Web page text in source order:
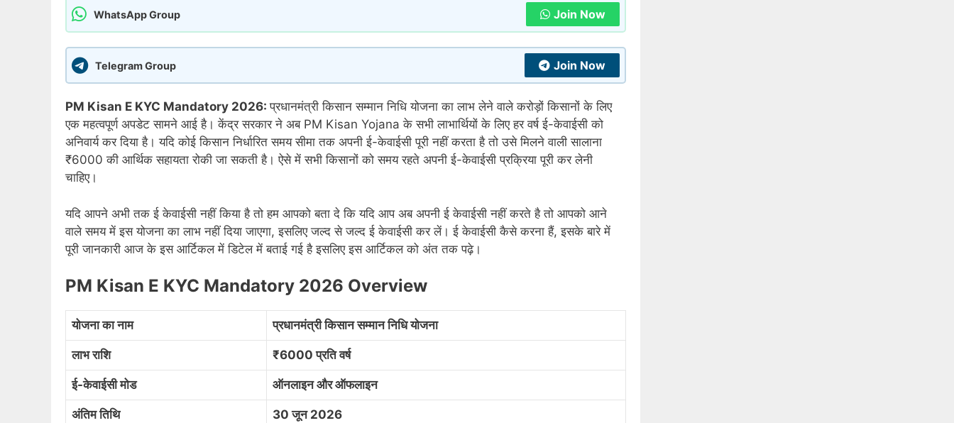
WhatsApp Group Join Now
Telegram Group Join Now
PM Kisan E KYC Mandatory 2026:प्रधानमंत्री किसान सम्मान निधि योजना का लाभ लेने वाले करोड़ों किसानों के लिए
एक महत्वपूर्ण अपडेट सामने आई है। केंद्र सरकार ने अब PM Kisan Yojana के सभी लाभार्थियों के लिए हर वर्ष ई-केवाईसी को
अनिवार्य कर दिया है। यदि कोई किसान निर्धारित समय सीमा तक अपनी ई-केवाईसी पूरी नहीं करता है तो उसे मिलने वाली सालाना
₹6000 की आर्थिक सहायता रोकी जा सकती है। ऐसे में सभी किसानों को समय रहते अपनी ई-केवाईसी प्रक्रिया पूरी कर लेनी
चाहिए।
यदि आपने अभी तक ई केवाईसी नहीं किया है तो हम आपको बता दे कि यदि आप अब अपनी ई केवाईसी नहीं करते है तो आपको आने
वाले समय में इस योजना का लाभ नहीं दिया जाएगा, इसलिए जल्द से जल्द ई केवाईसी कर लें। ई केवाईसी कैसे करना हैं, इसके बारे में
पूरी जानकारी आज के इस आर्टिकल में डिटेल में बताई गई है इसलिए इस आर्टिकल को अंत तक पढ़े।
PM Kisan E KYC Mandatory 2026 Overview
योजना का नाम प्रधानमंत्री किसान सम्मान निधि योजना
लाभ राशि ₹6000 प्रति वर्ष
ई-केवाईसी मोड ऑनलाइन और ऑफलाइन
अंतिम तिथि 30 जून 2026